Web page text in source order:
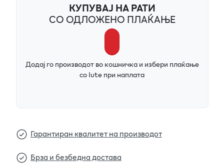
КУПУВАЈ НА РАТИ
СО ОДЛОЖЕНО ПЛАЌАЊЕ
Додај го производот во кошничка и избери плаќање
со Iute при наплата
Гарантиран квалитет на производот
Брза и безбедна достава